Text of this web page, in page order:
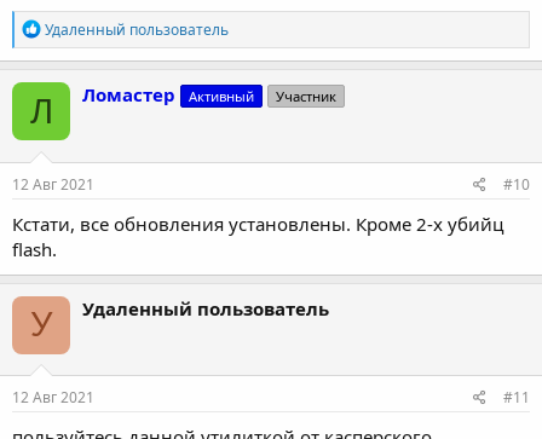
Р
е
а
к
ц
и
и
:
Удаленный пользователь
Л Ломастер Активный Участник
12 Авг 2021 #10
Кстати, все обновления установлены. Кроме 2-х убийц
flash.
У Удаленный пользователь
12 Авг 2021 #11